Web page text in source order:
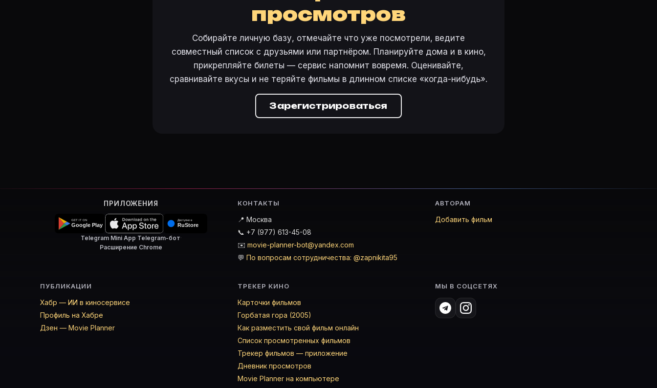
просмотров
Собирайте личную базу, отмечайте что уже посмотрели, ведите
совместный список с друзьями или партнёром. Планируйте дома и в кино,
прикрепляйте билеты — сервис напомнит вовремя. Оценивайте,
сравнивайте вкусы и не теряйте фильмы в длинном списке «когда-нибудь».
Зарегистрироваться
ПРИЛОЖЕНИЯ
Telegram Mini App·Telegram-бот·
Расширение Chrome
КОНТАКТЫ
📍 Москва
📞 +7 (977) 613-45-08
✉️ movie-planner-bot@yandex.com
💬 По вопросам сотрудничества: @zapnikita95
АВТОРАМ
Добавить фильм
ПУБЛИКАЦИИ
Хабр — ИИ в киносервисе
Профиль на Хабре
Дзен — Movie Planner
ТРЕКЕР КИНО
Карточки фильмов
Горбатая гора (2005)
Как разместить свой фильм онлайн
Список просмотренных фильмов
Трекер фильмов — приложение
Дневник просмотров
Movie Planner на компьютере
МЫ В СОЦСЕТЯХ